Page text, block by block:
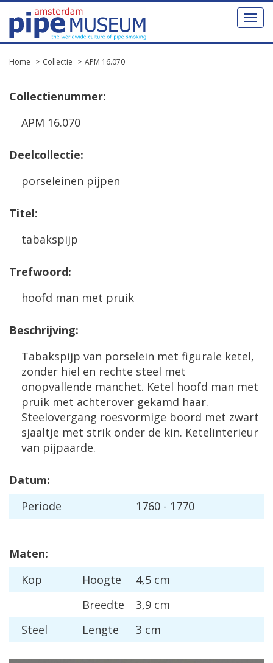
Toggle
Home Collectie APM 16.070
Collectienummer:
APM 16.070
Deelcollectie:
porseleinen pijpen
Titel:
tabakspijp
Trefwoord:
hoofd man met pruik
Beschrijving:
Tabakspijp van porselein met figurale ketel,
zonder hiel en rechte steel met
onopvallende manchet. Ketel hoofd man met
pruik met achterover gekamd haar.
Steelovergang roesvormige boord met zwart
sjaaltje met strik onder de kin. Ketelinterieur
van pijpaarde.
Datum:
Periode
1760 - 1770
Maten:
Kop
Hoogte
4,5 cm
Breedte
3,9 cm
Steel
Lengte 3 cm